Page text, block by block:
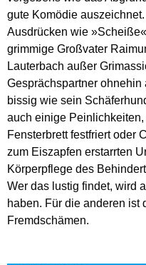
gute Komödie
Ausdrücken wie
grimmige Großvater
Lauterbach außer
Gesprächspartner
bissig wie sein
auch einige
Fensterbrett festfriert oder
zum Eiszapfen erstarrten
Körperpflege des
Wer das lustig findet, wird
haben. Für die anderen ist
Fremdschämen.